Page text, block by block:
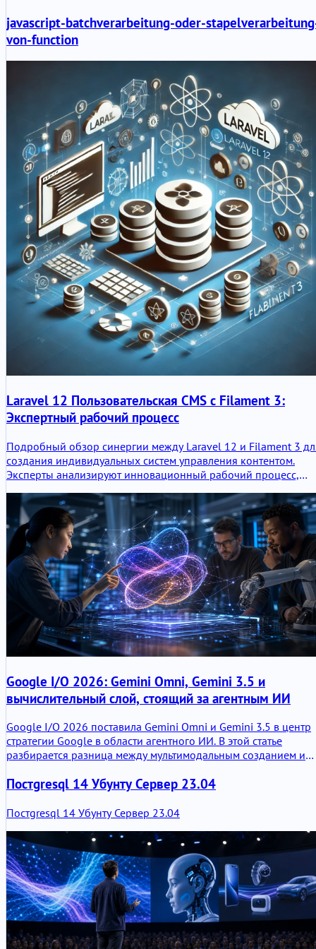
javascript-batchverarbeitung-oder-
von-function
Laravel 12 Пользовательская CMS с Filament 3:
Экспертный рабочий процесс
Подробный обзор синергии между Laravel 12 и Filament 3
создания индивидуальных систем управления контентом.
Эксперты анализируют инновационный рабочий процесс,
Jetstream.
Google I/O 2026: Gemini Omni, Gemini 3.5 и
вычислительный слой, стоящий за агентным ИИ
Google I/O 2026 поставила Gemini Omni и Gemini 3.5 в центр
стратегии Google в области агентного ИИ. В этой статье
разбирается разница между мультимодальным созданием и
для агентов и программирования, и как эти модели
2026.
Постgresql 14 Убунту Сервер 23.04
Постgresql 14 Убунту Сервер 23.04